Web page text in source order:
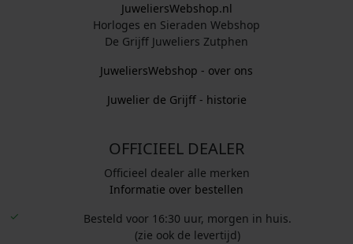
JuweliersWebshop.nl
Horloges en Sieraden Webshop
De Grijff Juweliers Zutphen
JuweliersWebshop - over ons
Juwelier de Grijff - historie
OFFICIEEL DEALER
Officieel dealer alle merken
Informatie over bestellen
Besteld voor 16:30 uur, morgen in huis.
(zie ook de levertijd)